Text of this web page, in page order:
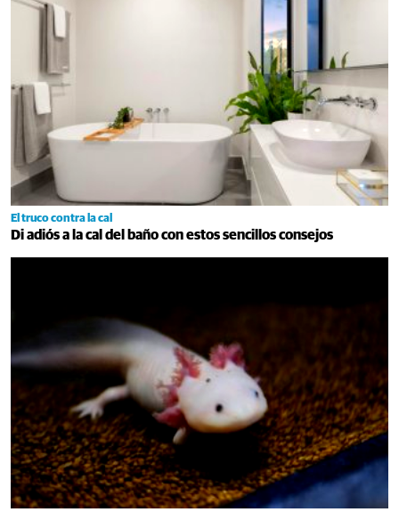
El truco contra la cal
Di adiós a la cal del baño con estos sencillos consejos